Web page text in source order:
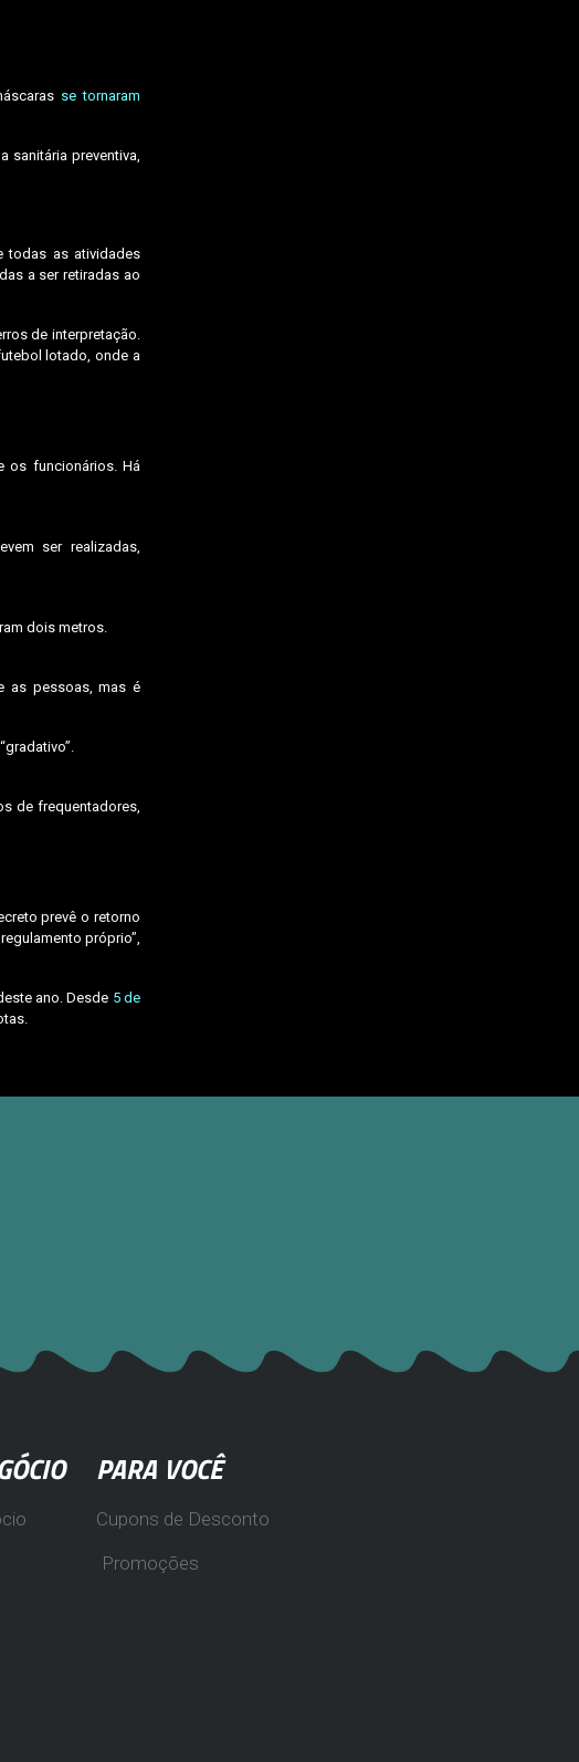
se tornaram
preventiva,
todas as atividades
a ser retiradas ao
de interpretação.
lotado, onde a
os funcionários. Há
ser realizadas,
dois metros.
as pessoas, mas é
de frequentadores,
prevê o retorno
próprio”,
ano. Desde 5 de
PARA VOCÊ
Cupons de Desconto
Promoções